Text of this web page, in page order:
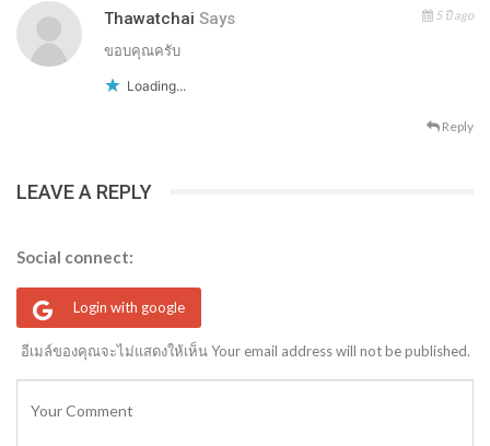
Thawatchai Says 5 ปี ago
ขอบคุณครับ
Loading...
Reply
LEAVE A REPLY
Social connect:
Login with google
อีเมล์ของคุณจะไม่แสดงให้เห็น Your email address will not be published.